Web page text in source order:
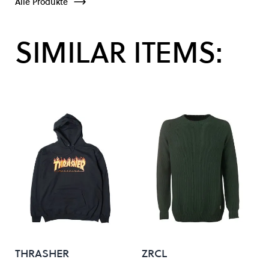
SIMILAR ITEMS:
THRASHER ZRCL